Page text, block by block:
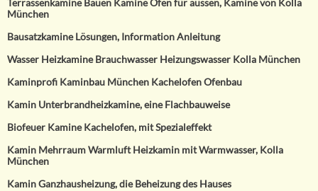
Terrassenkamine Bauen Kamine Öfen für aussen, Kamine von Kolla
München
Bausatzkamine Lösungen, Information Anleitung
Wasser Heizkamine Brauchwasser Heizungswasser Kolla München
Kaminprofi Kaminbau München Kachelofen Ofenbau
Kamin Unterbrandheizkamine, eine Flachbauweise
Biofeuer Kamine Kachelofen, mit Spezialeffekt
Kamin Mehrraum Warmluft Heizkamin mit Warmwasser, Kolla
München
Kamin Ganzhausheizung, die Beheizung des Hauses